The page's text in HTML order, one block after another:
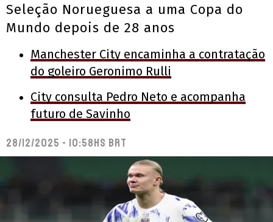
Seleção Norueguesa a uma Copa do
Mundo depois de 28 anos
Manchester City encaminha a contratação
do goleiro Geronimo Rulli
City consulta Pedro Neto e acompanha
futuro de Savinho
28/12/2025 - 10:58hs BRT